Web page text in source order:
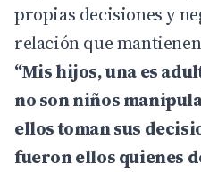
propias decisiones y
relación que
“Mis hijos, una es
no son niños
ellos toman sus
fueron ellos quienes